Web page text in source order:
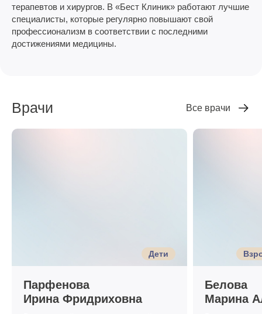
терапевтов и хирургов. В «Бест Клиник» работают лучшие
специалисты, которые регулярно повышают свой
профессионализм в соответствии с последними
достижениями медицины.
Врачи Все врачи
Дети
Парфенова
Ирина Фридриховна
Белова
Марина